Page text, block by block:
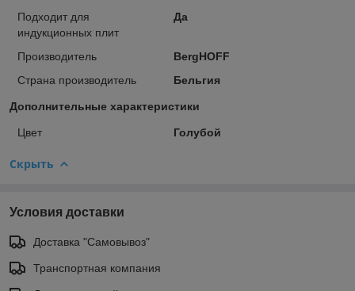
Подходит для
индукционных плит
Да
Производитель
BergHOFF
Страна производитель
Бельгия
Дополнительные характеристики
Цвет Голубой
Скрыть
Условия доставки
Доставка "Самовывоз"
Транспортная компания